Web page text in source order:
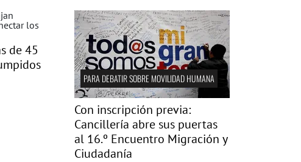
de 45
PARA DEBATIR SOBRE MOVILIDAD HUMANA
Con inscripción previa:
Cancillería abre sus puertas
al 16.º Encuentro Migración y
Ciudadanía